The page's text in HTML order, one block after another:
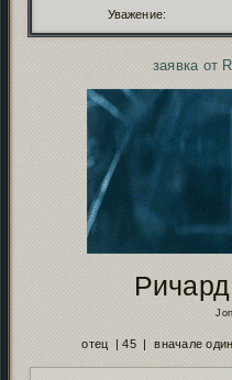
Уважение:
заявка от
отец | 45 | вначале